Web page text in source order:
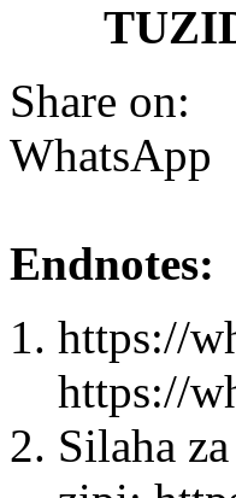
Share on:
WhatsApp
Endnotes:
https://
https://
Silaha